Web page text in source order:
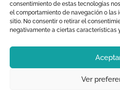
consentimiento de estas tecnologías
el comportamiento de navegación o las
sitio. No consentir o retirar el
negativamente a ciertas características
Ver